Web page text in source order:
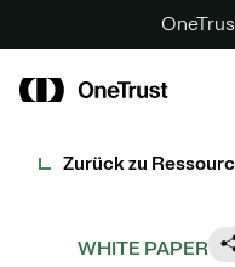
Zurück zu
WHITE PAPER